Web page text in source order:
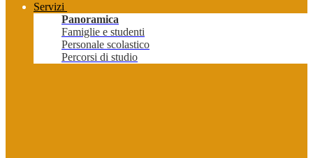
Servizi
Panoramica
Famiglie e studenti
Personale scolastico
Percorsi di studio